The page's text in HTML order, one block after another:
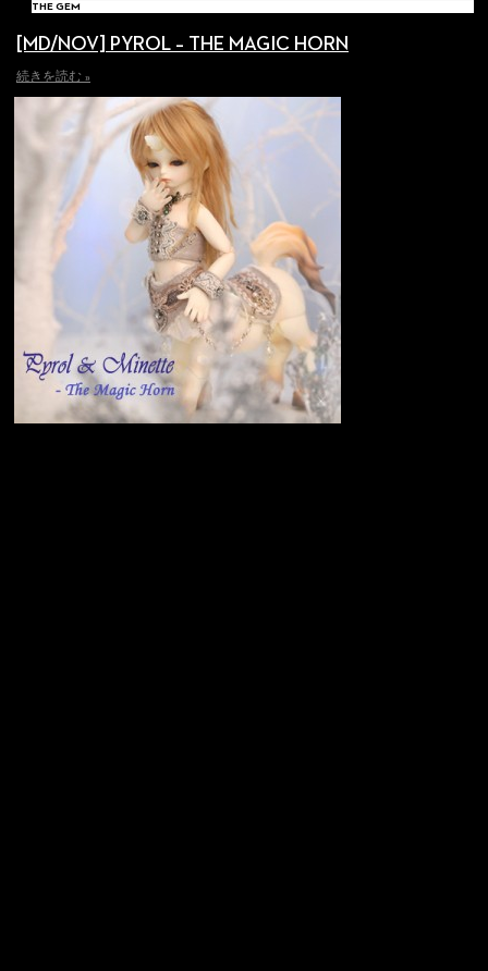
THE GEM
[MD/NOV] PYROL – THE MAGIC HORN
続きを読む »